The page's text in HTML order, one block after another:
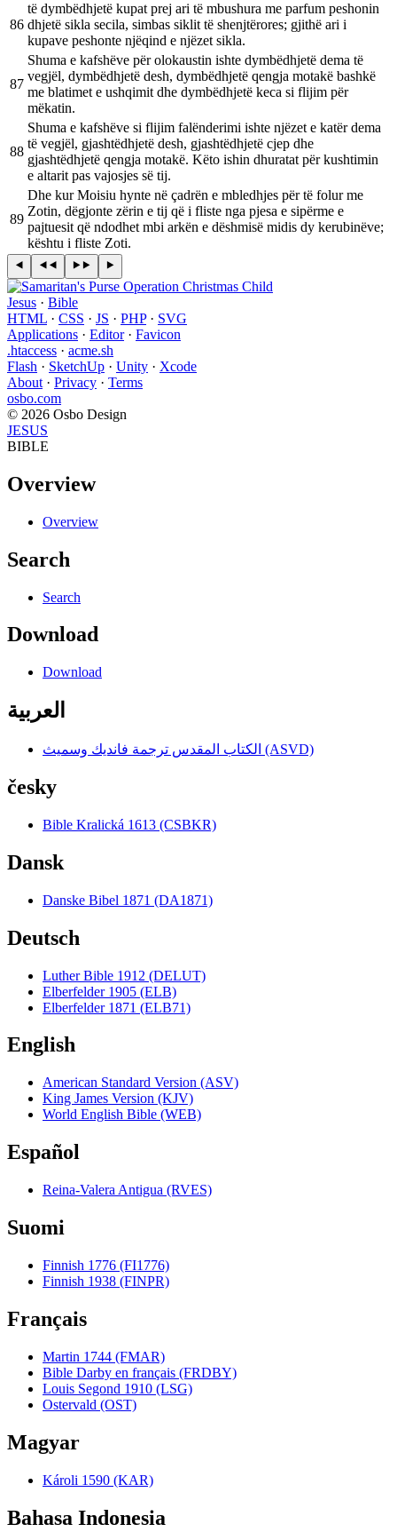
86
të dymbëdhjetë kupat prej ari të mbushura me parfum peshonin
dhjetë sikla secila, simbas siklit të shenjtërores; gjithë ari i
kupave peshonte njëqind e njëzet sikla.
87
Shuma e kafshëve për olokaustin ishte dymbëdhjetë dema të
vegjël, dymbëdhjetë desh, dymbëdhjetë qengja motakë bashkë
me blatimet e ushqimit dhe dymbëdhjetë keca si flijim për
mëkatin.
88
Shuma e kafshëve si flijim falënderimi ishte njëzet e katër dema
të vegjël, gjashtëdhjetë desh, gjashtëdhjetë cjep dhe
gjashtëdhjetë qengja motakë. Këto ishin dhuratat për kushtimin
e altarit pas vajosjes së tij.
89
Dhe kur Moisiu hynte në çadrën e mbledhjes për të folur me
Zotin, dëgjonte zërin e tij që i fliste nga pjesa e sipërme e
pajtuesit që ndodhet mbi arkën e dëshmisë midis dy kerubinëve;
kështu i fliste Zoti.
Jesus · Bible
HTML · CSS · JS · PHP· SVG
Applications · Editor· Favicon
.htaccess · acme.sh
Flash · SketchUp · Unity · Xcode
About · Privacy · Terms
osbo.com
© 2026 Osbo Design
JESUS
BIBLE
Overview
Overview
Search
Search
Download
Download
العربية
الكتاب المقدس ترجمة فانديك وسميث (ASVD)
česky
Bible Kralická 1613 (CSBKR)
Dansk
Danske Bibel 1871 (DA1871)
Deutsch
Luther Bible 1912 (DELUT)
Elberfelder 1905 (ELB)
Elberfelder 1871 (ELB71)
English
American Standard Version (ASV)
King James Version (KJV)
World English Bible (WEB)
Español
Reina-Valera Antigua (RVES)
Suomi
Finnish 1776 (FI1776)
Finnish 1938 (FINPR)
Français
Martin 1744 (FMAR)
Bible Darby en français (FRDBY)
Louis Segond 1910 (LSG)
Ostervald (OST)
Magyar
Károli 1590 (KAR)
Bahasa Indonesia